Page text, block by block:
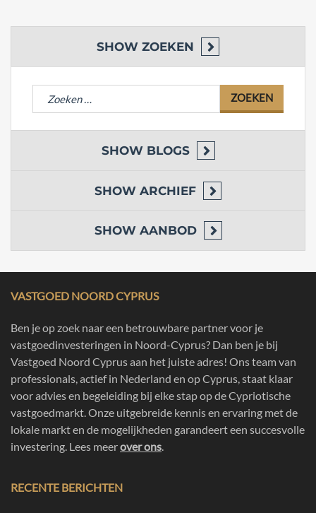
SHOW ZOEKEN
Zoeken
naar:
SHOW BLOGS
SHOW ARCHIEF
SHOW AANBOD
VASTGOED NOORD CYPRUS
Ben je op zoek naar een betrouwbare partner voor je
vastgoedinvesteringen in Noord-Cyprus? Dan ben je bij
Vastgoed Noord Cyprus aan het juiste adres! Ons team van
professionals, actief in Nederland en op Cyprus, staat klaar
voor advies en begeleiding bij elke stap op de Cypriotische
vastgoedmarkt. Onze uitgebreide kennis en ervaring met de
lokale markt en de mogelijkheden garandeert een succesvolle
investering. Lees meerover ons.
RECENTE BERICHTEN